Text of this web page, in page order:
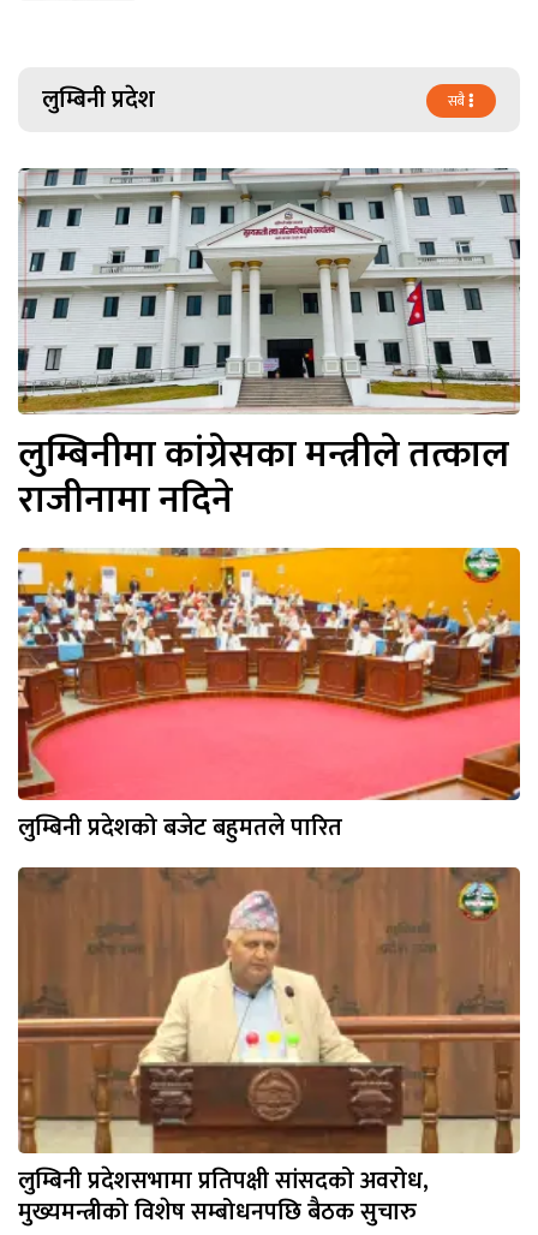
लुम्बिनी प्रदेश सबै
लुम्बिनीमा कांग्रेसका मन्त्रीले तत्काल
राजीनामा नदिने
लुम्बिनी प्रदेशको बजेट बहुमतले पारित
लुम्बिनी प्रदेशसभामा प्रतिपक्षी सांसदको अवरोध,
मुख्यमन्त्रीको विशेष सम्बोधनपछि बैठक सुचारु